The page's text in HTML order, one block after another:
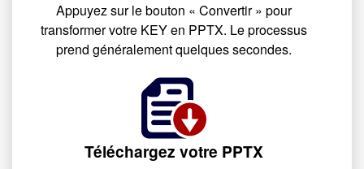
Appuyez sur le bouton « Convertir » pour
transformer votre KEY en PPTX. Le processus
prend généralement quelques secondes.
Téléchargez votre PPTX